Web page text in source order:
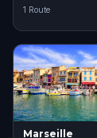
1 Route
Marseille